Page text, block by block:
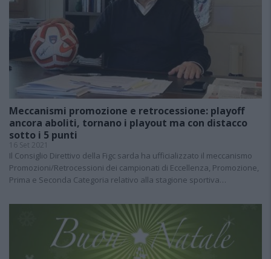
Meccanismi promozione e retrocessione: playoff
ancora aboliti, tornano i playout ma con distacco
sotto i 5 punti
16 Set 2021
Il Consiglio Direttivo della Figc sarda ha ufficializzato il meccanismo
Promozioni/Retrocessioni dei campionati di Eccellenza, Promozione,
Prima e Seconda Categoria relativo alla stagione sportiva…